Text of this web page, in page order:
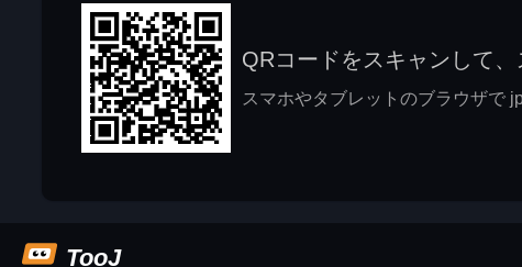
QRコードをスキャンして
スマホやタブレットのブラウザで
TooJ